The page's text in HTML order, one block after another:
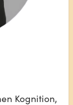
Kognition,